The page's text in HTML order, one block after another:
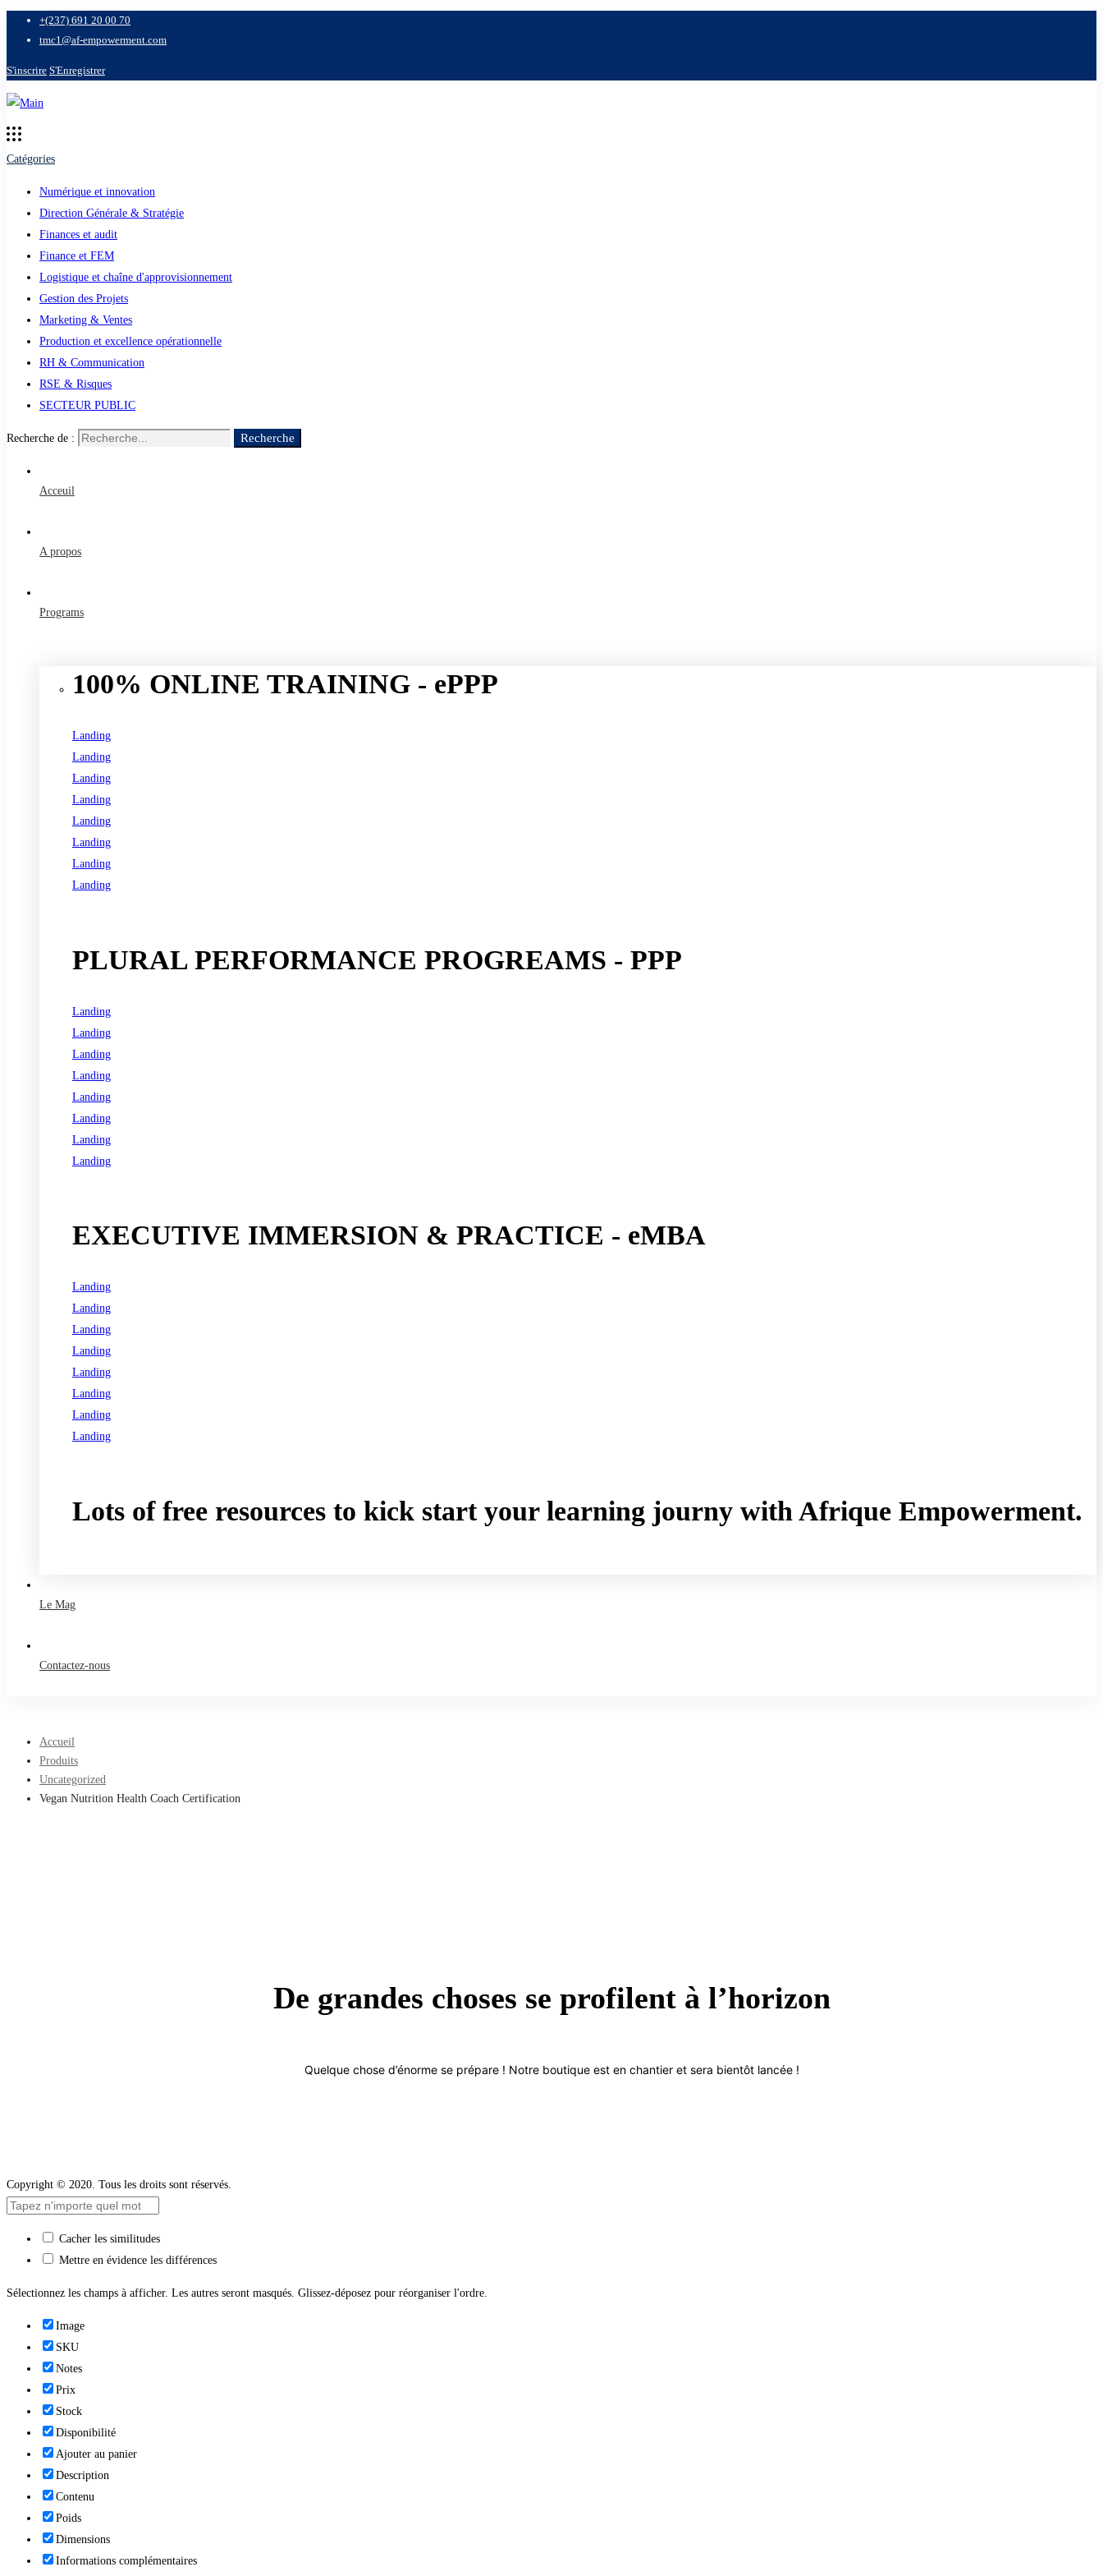
+(237) 691 20 00 70
tmc1@af-empowerment.com
S'inscrire S'Enregistrer
Catégories
Numérique et innovation
Direction Générale & Stratégie
Finances et audit
Finance et FEM
Logistique et chaîne d'approvisionnement
Gestion des Projets
Marketing & Ventes
Production et excellence opérationnelle
RH & Communication
RSE & Risques
SECTEUR PUBLIC
Recherche de : Recherche
Acceuil
A propos
Programs
100% ONLINE TRAINING - ePPP
Landing
Landing
Landing
Landing
Landing
Landing
Landing
Landing
PLURAL PERFORMANCE PROGREAMS - PPP
Landing
Landing
Landing
Landing
Landing
Landing
Landing
Landing
EXECUTIVE IMMERSION & PRACTICE - eMBA
Landing
Landing
Landing
Landing
Landing
Landing
Landing
Landing
Lots of free resources to kick start your learning journy with Afrique Empowerment.
Le Mag
Contactez-nous
Accueil
Produits
Uncategorized
Vegan Nutrition Health Coach Certification
De grandes choses se profilent à l’horizon
Quelque chose d’énorme se prépare ! Notre boutique est en chantier et sera bientôt lancée !
Copyright © 2020. Tous les droits sont réservés.
Cacher les similitudes
Mettre en évidence les différences
Sélectionnez les champs à afficher. Les autres seront masqués. Glissez-déposez pour réorganiser l'ordre.
Image
SKU
Notes
Prix
Stock
Disponibilité
Ajouter au panier
Description
Contenu
Poids
Dimensions
Informations complémentaires